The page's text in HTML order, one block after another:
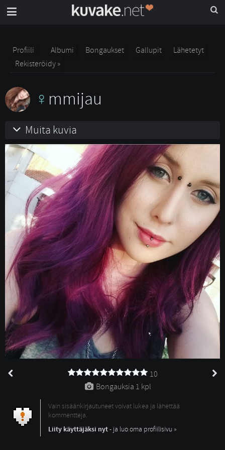
Profiili Albumi Bongaukset Gallupit
Lähetetyt
Rekisteröidy »
mmijau
Muita kuvia
10
Bongauksia 1 kpl
Vain sisäänkirjautuneet voivat lukea ja lähettää
kommentteja.
Liity käyttäjäksi nyt- ja luo oma profiilisivu »